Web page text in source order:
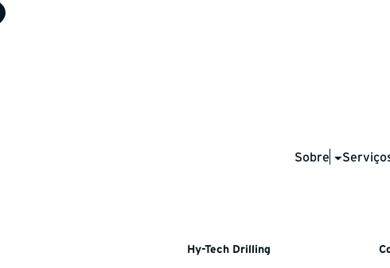
Sobre
Hy-Tech Drilling
Drilling USA.
States and Alaska, Hy-Tech Drilling supports
programs in some of the United States’ most
regions. Our crews bring the same level of